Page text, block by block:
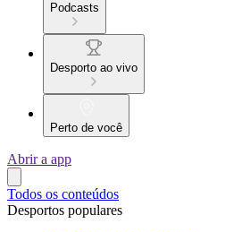
Podcasts
Desporto ao vivo
Perto de você
Abrir a app
Todos os conteúdos
Desportos populares